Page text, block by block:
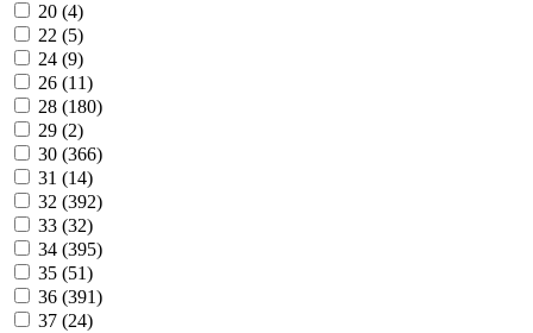
20 (4)
22 (5)
24 (9)
26 (11)
28 (180)
29 (2)
30 (366)
31 (14)
32 (392)
33 (32)
34 (395)
35 (51)
36 (391)
37 (24)